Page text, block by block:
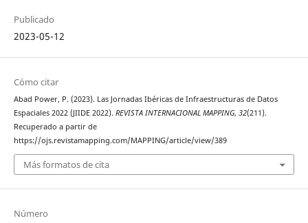
Publicado
2023-05-12
Cómo citar
Abad Power, P. (2023). Las Jornadas Ibéricas de Infraestructuras de Datos
Espaciales 2022 (JIIDE 2022). REVISTA INTERNACIONAL MAPPING, 32(211).
Recuperado a partir de
https://ojs.revistamapping.com/MAPPING/article/view/389
Más formatos de cita
Número